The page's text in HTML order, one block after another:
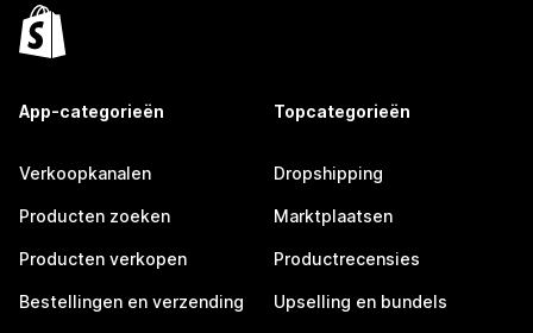
App-categorieën
Verkoopkanalen
Producten zoeken
Producten verkopen
Bestellingen en verzending
Topcategorieën
Dropshipping
Marktplaatsen
Productrecensies
Upselling en bundels